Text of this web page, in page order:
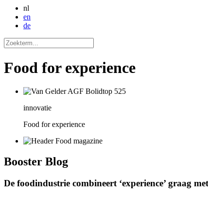
nl
en
de
Food for experience
innovatie
Food for experience
Booster Blog
De foodindustrie combineert ‘experience’ graag